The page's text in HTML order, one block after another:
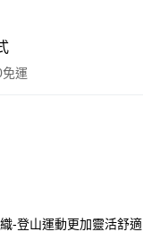
運
期 NT$576
-登山運動更加靈活舒適